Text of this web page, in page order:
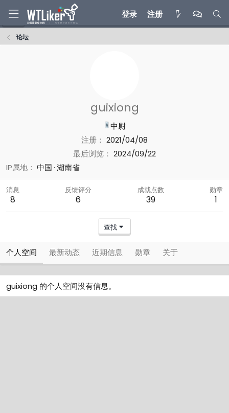
登录 注册
论坛
guixiong
中尉
注册
2021/04/08
最后浏览
2024/09/22
IP属地
中国 湖南省
消息
8
反馈评分
6
成就点数
39
勋章
1
查找
个人空间 最新动态 近期信息 勋章 关于
guixiong 的个人空间没有信息。